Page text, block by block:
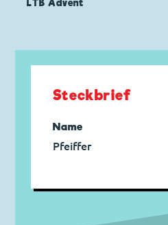
LTB Advent
Steckbrief
Name
Pfeiffer